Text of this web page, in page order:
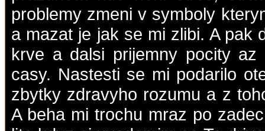
problemy zmeni v symboly
a mazat je jak se mi zlibi. A pak
krve a dalsi prijemny pocity
casy. Nastesti se mi podarilo
zbytky zdravyho rozumu a z
A beha mi trochu mraz po